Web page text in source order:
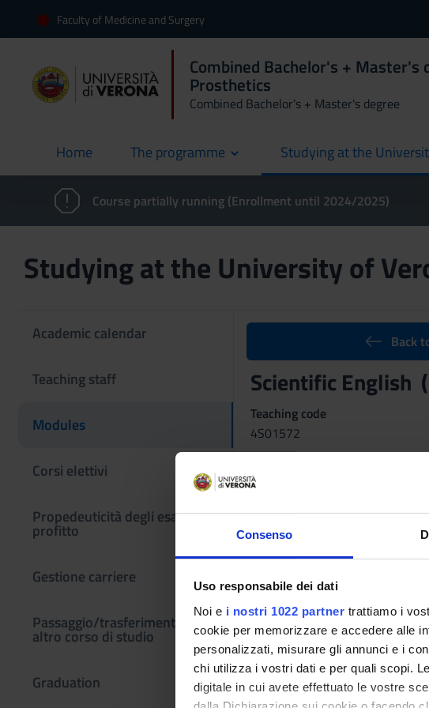
Consenso
Uso responsabile dei dati
Noi e i nostri 1022 partner trattiamo i
cookie per memorizzare e accedere alle
personalizzati, misurare gli annunci e i
chi utilizza i vostri dati e per quali scopi.
digitale in cui avete effettuato le vostre
Faculty of Medicine and Surgery
Combined Bachelor's +
Prosthetics
Combined Bachelor's + Master's degree
Home
current The programme Studying at the
Course partially running (Enrollment until 2024/2025)
Studying at the University of
Academic calendar
Teaching staff
Modules
Corsi elettivi
Propedeuticità degli esami di
profitto
Gestione carriere
Passaggio/trasferimento da
altro corso di studio
Graduation
Back
Scientific English
Teaching code
4S01572
Maria Cristina Gatti
Language
Italian
L-LIN/12 - LANGUAGE AND
Period
LEZIONI 1° E 2° SEMESTRE